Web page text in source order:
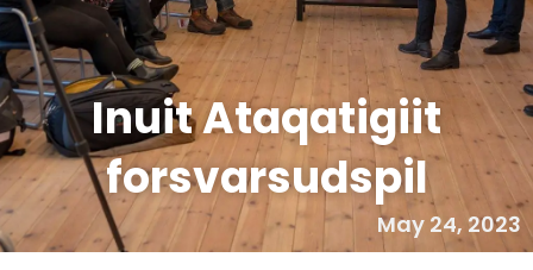
Inuit Ataqatigiit
forsvarsudspil
May 24, 2023